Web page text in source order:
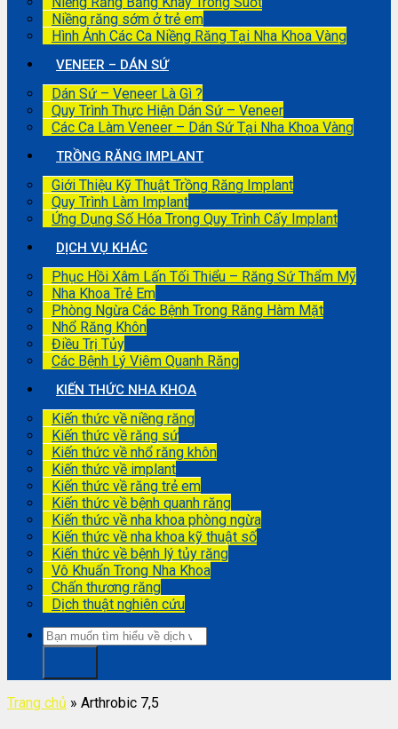
Niềng răng sớm ở trẻ em
Hình Ảnh Các Ca Niềng Răng Tại Nha Khoa Vàng
VENEER – DÁN SỨ
Dán Sứ – Veneer Là Gì ?
Quy Trình Thực Hiện Dán Sứ – Veneer
Các Ca Làm Veneer – Dán Sứ Tại Nha Khoa Vàng
TRỒNG RĂNG IMPLANT
Giới Thiệu Kỹ Thuật Trồng Răng Implant
Quy Trình Làm Implant
Ứng Dụng Số Hóa Trong Quy Trình Cấy Implant
DỊCH VỤ KHÁC
Phục Hồi Xâm Lấn Tối Thiểu – Răng Sứ Thẩm Mỹ
Nha Khoa Trẻ Em
Phòng Ngừa Các Bệnh Trong Răng Hàm Mặt
Nhổ Răng Khôn
Điều Trị Tủy
Các Bệnh Lý Viêm Quanh Răng
KIẾN THỨC NHA KHOA
Kiến thức về niềng răng
Kiến thức về răng sứ
Kiến thức về nhổ răng khôn
Kiến thức về implant
Kiến thức về răng trẻ em
Kiến thức về bệnh quanh răng
Kiến thức về nha khoa phòng ngừa
Kiến thức về nha khoa kỹ thuật số
Kiến thức về bệnh lý tủy răng
Vô Khuẩn Trong Nha Khoa
Chấn thương răng
Dịch thuật nghiên cứu
Trang chủ » Arthrobic 7,5